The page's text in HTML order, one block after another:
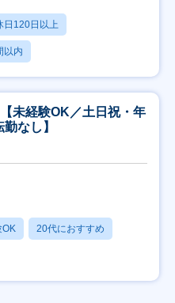
日120日以上
以内
未経験OK／土日祝・年
なし】
20代におすすめ